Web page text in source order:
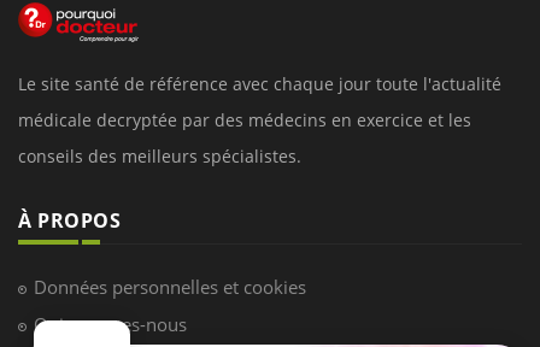
Le site santé de référence avec chaque jour toute l'actualité
médicale decryptée par des médecins en exercice et les
conseils des meilleurs spécialistes.
À PROPOS
Données personnelles et cookies
Qui sommes-nous